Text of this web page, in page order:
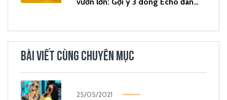
BÀI VIẾT CÙNG CHUYÊN MỤC
25/05/2021